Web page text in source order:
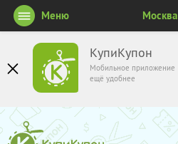
КупиКупон
Мобильное приложение
ещё удобнее
Меню Москва